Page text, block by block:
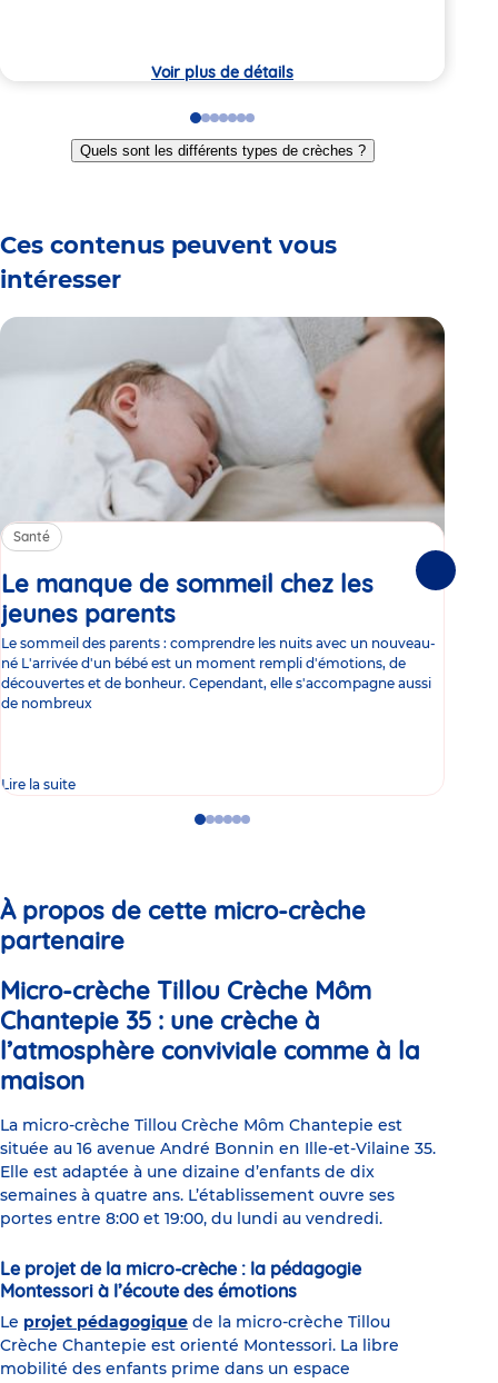
Voir plus de détails
Go
to
slide
Go
to
slide
Go
to
slide
Go
to
slide
Go
to
slide
Go
to
slide
Go
to
slide
Quels sont les différents types de crèches ?
Ces contenus peuvent vous
intéresser
Santé
Le manque de sommeil chez les
jeunes parents
Le sommeil des parents : comprendre les nuits avec un nouveau-
né L'arrivée d'un bébé est un moment rempli d'émotions, de
découvertes et de bonheur. Cependant, elle s'accompagne aussi
de nombreux
Lire la suite
GoGoGoGo
GoGo
À propos de cette micro-crèche
partenaire
Micro-crèche Tillou Crèche Môm
Chantepie 35 : une crèche à
l’atmosphère conviviale comme à la
maison
La micro-crèche Tillou Crèche Môm Chantepie est
située au 16 avenue André Bonnin en Ille-et-Vilaine 35.
Elle est adaptée à une dizaine d’enfants de dix
semaines à quatre ans. L’établissement ouvre ses
portes entre 8:00 et 19:00, du lundi au vendredi.
Le projet de la micro-crèche : la pédagogie
Montessori à l’écoute des émotions
Le projet pédagogique de la micro-crèche Tillou
Crèche Chantepie est orienté Montessori. La libre
mobilité des enfants prime dans un espace